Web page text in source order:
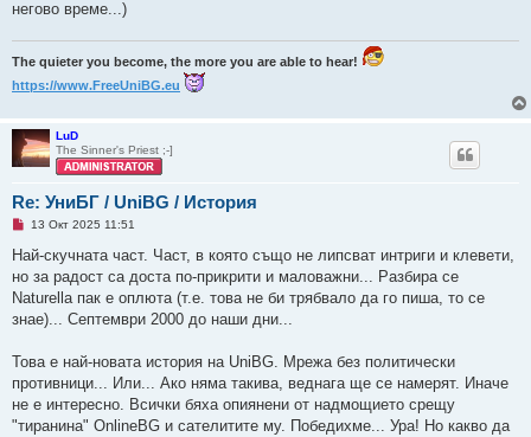
негово време...)
The quieter you become, the more you are able to hear!
https://www.FreeUniBG.eu
LuD
The Sinner's Priest ;-]
Re: УниБГ / UniBG / История
Н
п
о
ч
т
о
м
е
н
13 Окт 2025 11:51
Най-скучната част. Част, в която също не липсват интриги и клевети,
но за радост са доста по-прикрити и маловажни... Разбира се
Naturella пак е оплюта (т.е. това не би трябвало да го пиша, то се
знае)... Септември 2000 до наши дни...
Това е най-новата история на UniBG. Мрежа без политически
противници... Или... Ако няма такива, веднага ще се намерят. Иначе
не е интересно. Всички бяха опиянени от надмощието срещу
"тиранина" OnlineBG и сателитите му. Победихме... Ура! Но какво да